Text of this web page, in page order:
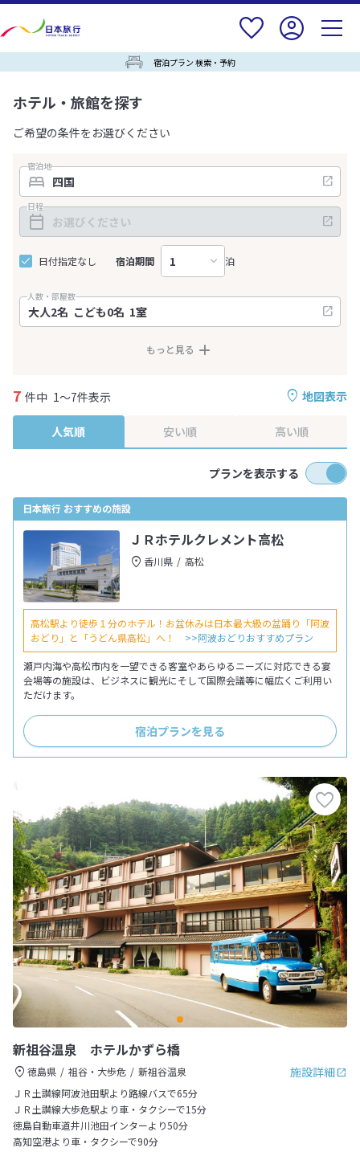
宿泊プラン 検索・予約
ホテル・旅館を探す
ご希望の条件をお選びください
宿泊地
日程
日付指定なし 宿泊期間 泊
人数・部屋数
もっと見る
地図表示
7 件中 1～7件表示
人気順 安い順 高い順
プランを表示する
日本旅行 おすすめの施設
ＪＲホテルクレメント高松
香川県 高松
高松駅より徒歩１分のホテル！お盆休みは日本最大級の盆踊り「阿波
おどり」と「うどん県高松」へ！ >>阿波おどりおすすめプラン
瀬戸内海や高松市内を一望できる客室やあらゆるニーズに対応できる宴
会場等の施設は、ビジネスに観光にそして国際会議等に幅広くご利用い
ただけます。
宿泊プランを見る
新祖谷温泉 ホテルかずら橋
施設詳細
徳島県 祖谷・大歩危
新祖谷温泉
ＪＲ土讃線阿波池田駅より路線バスで65分
ＪＲ土讃線大歩危駅より車・タクシーで15分
徳島自動車道井川池田インターより50分
高知空港より車・タクシーで90分